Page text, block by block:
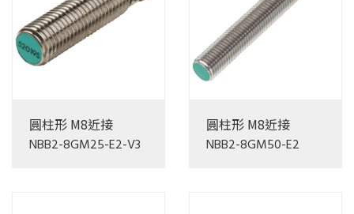
圓柱形 M8近接
NBB2-8GM25-E2-V3
圓柱形 M8近接
NBB2-8GM50-E2